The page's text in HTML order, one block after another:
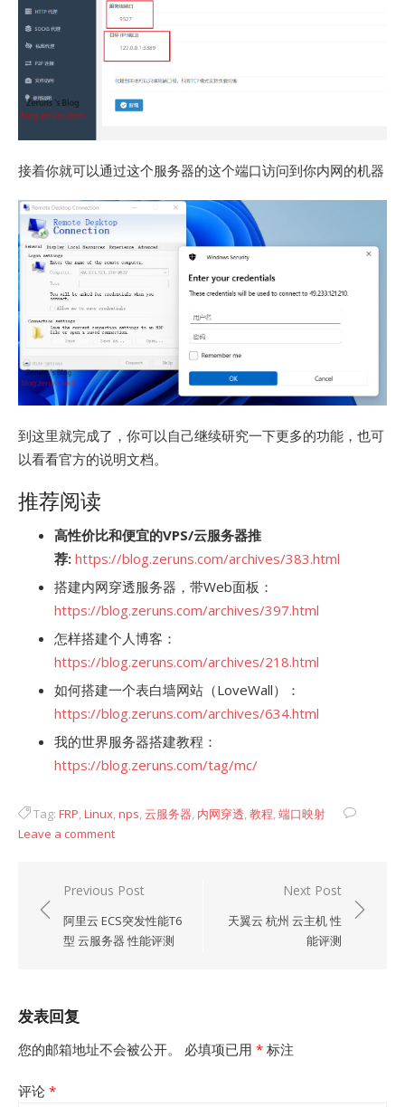
接着你就可以通过这个服务器的这个端口访问到你内网的机器
到这里就完成了，你可以自己继续研究一下更多的功能，也可
以看看官方的说明文档。
推荐阅读
高性价比和便宜的VPS/云服务器推
荐: https://blog.zeruns.com/archives/383.html
搭建内网穿透服务器，带Web面板：
https://blog.zeruns.com/archives/397.html
怎样搭建个人博客：
https://blog.zeruns.com/archives/218.html
如何搭建一个表白墙网站（LoveWall）：
https://blog.zeruns.com/archives/634.html
我的世界服务器搭建教程：
https://blog.zeruns.com/tag/mc/
Tag: FRP,Linux,nps,云服务器, 内网穿透,教程,端口映射
Leave a comment
章
Previous Post
阿里云 ECS突发性能T6
型 云服务器 性能评测
Next Post
天翼云 杭州 云主机 性
能评测
发表回复
您的邮箱地址不会被公开。
必填项已用 * 标注
评论 *